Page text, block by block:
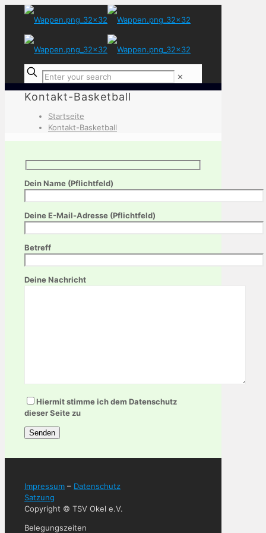
✕
Kontakt-Basketball
Startseite
Kontakt-Basketball
Dein Name (Pflichtfeld)
Deine E-Mail-Adresse (Pflichtfeld)
Betreff
Bitte lasse dieses Feld leer.
Deine Nachricht
Bitte lasse dieses Feld leer.
Hiermit stimme ich dem Datenschutz
dieser Seite zu
Impressum – Datenschutz
Satzung
Copyright © TSV Okel e.V.
Belegungszeiten